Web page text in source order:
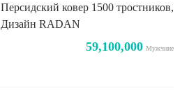
Персидский ковер 1500 тростников,
Дизайн RADAN
59,100,000 Мужчине